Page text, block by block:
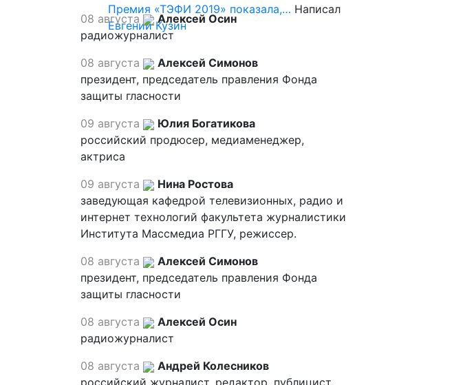
Премия «ТЭФИ 2019» показала,… Написал
Евгений Кузин
08 августа
Алексей Осин
радиожурналист
08 августа
Алексей Симонов
президент, председатель правления Фонда
защиты гласности
09 августа
Юлия Богатикова
российский продюсер, медиаменеджер,
актриса
09 августа
Нина Ростова
заведующая кафедрой телевизионных, радио и
интернет технологий факультета журналистики
Института Массмедиа РГГУ, режиссер.
08 августа
Алексей Симонов
президент, председатель правления Фонда
защиты гласности
08 августа
Алексей Осин
радиожурналист
08 августа
Андрей Колесников
российский журналист, редактор, публицист,